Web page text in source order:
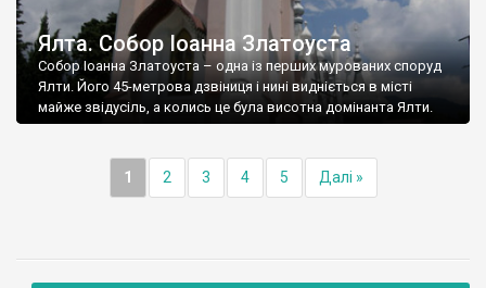
Ялта. Собор Іоанна Златоуста
Собор Іоанна Златоуста – одна із перших мурованих споруд
Ялти. Його 45-метрова дзвіниця і нині видніється в місті
майже звідусіль, а колись це була висотна домінанта Ялти.
1 2 3 4 5 Далі »